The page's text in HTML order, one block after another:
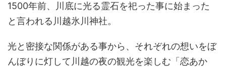
1500年前、川底に光る霊石を祀った事に始まった
と言われる川越氷川神社。
光と密接な関係がある事から、それぞれの想いをぼ
んぼりに灯して川越の夜の観光を楽しむ「恋あか